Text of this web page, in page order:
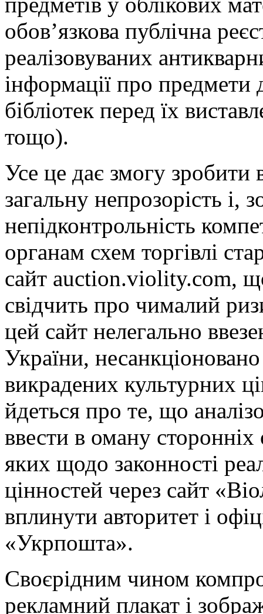
обов’язкова публічна
реалізовуваних
інформації про предмети
бібліотек перед їх
тощо).
Усе це дає змогу зробити
загальну непрозорість і,
непідконтрольність
органам схем торгівлі
сайт auction.violity.com,
свідчить про чималий
цей сайт нелегально
України,
викрадених культурних
йдеться про те, що
ввести в оману
яких щодо законності
цінностей через сайт
вплинути авторитет і
«Укрпошта».
Своєрідним чином
рекламний плакат і